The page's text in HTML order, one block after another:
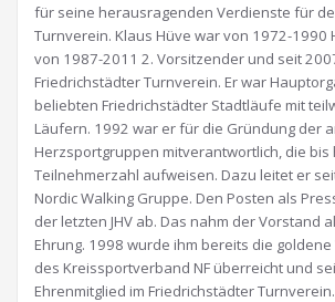
für seine herausragenden Verdienste für
Turnverein. Klaus Hüve war von 1972-1990
von 1987-2011 2. Vorsitzender und seit
Friedrichstädter Turnverein. Er war
beliebten Friedrichstädter Stadtläufe mit
Läufern. 1992 war er für die Gründung der
Herzsportgruppen mitverantwortlich, die bis
Teilnehmerzahl aufweisen. Dazu leitet er
Nordic Walking Gruppe. Den Posten als
der letzten JHV ab. Das nahm der Vorstand
Ehrung. 1998 wurde ihm bereits die
des Kreissportverband NF überreicht und
Ehrenmitglied im Friedrichstädter